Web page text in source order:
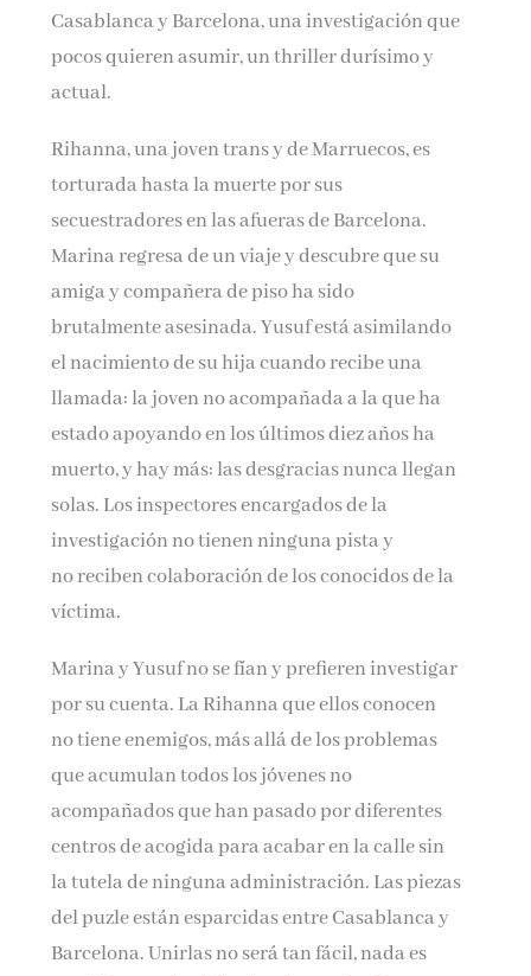
Casablanca y Barcelona, una investigación que
pocos quieren asumir, un thriller durísimo y
actual.
Rihanna, una joven trans y de Marruecos, es
torturada hasta la muerte por sus
secuestradores en las afueras de Barcelona.
Marina regresa de un viaje y descubre que su
amiga y compañera de piso ha sido
brutalmente asesinada. Yusuf está asimilando
el nacimiento de su hija cuando recibe una
llamada: la joven no acompañada a la que ha
estado apoyando en los últimos diez años ha
muerto, y hay más: las desgracias nunca llegan
solas. Los inspectores encargados de la
investigación no tienen ninguna pista y
no reciben colaboración de los conocidos de la
víctima.
Marina y Yusuf no se fían y prefieren investigar
por su cuenta. La Rihanna que ellos conocen
no tiene enemigos, más allá de los problemas
que acumulan todos los jóvenes no
acompañados que han pasado por diferentes
centros de acogida para acabar en la calle sin
la tutela de ninguna administración. Las piezas
del puzle están esparcidas entre Casablanca y
Barcelona. Unirlas no será tan fácil, nada es